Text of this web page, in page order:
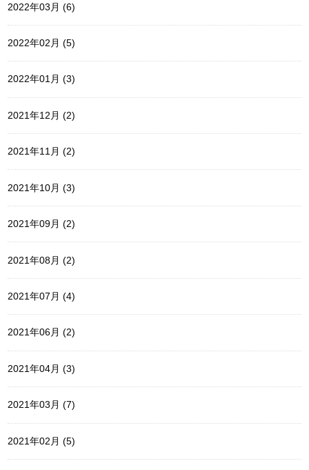
2022年03月 (6)
2022年02月 (5)
2022年01月 (3)
2021年12月 (2)
2021年11月 (2)
2021年10月 (3)
2021年09月 (2)
2021年08月 (2)
2021年07月 (4)
2021年06月 (2)
2021年04月 (3)
2021年03月 (7)
2021年02月 (5)